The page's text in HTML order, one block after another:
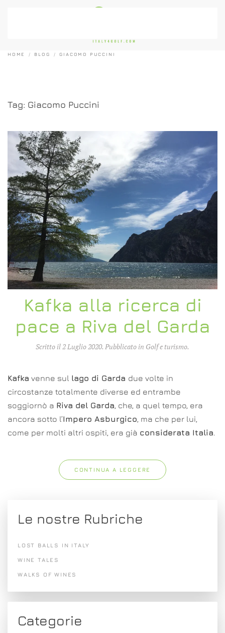
HOME BLOG GIACOMO PUCCINI
Tag: Giacomo Puccini
Kafka alla ricerca di
pace a Riva del Garda
Scritto il 2 Luglio 2020. Pubblicato in Golf e turismo.
Kafka venne sul lago di Garda due volte in
circostanze totalmente diverse ed entrambe
soggiornò a Riva del Garda , che, a quel tempo, era
ancora sotto l’Impero Asburgico , ma che per lui,
come per molti altri ospiti, era già considerata Italia
CONTINUA A LEGGERE
Le nostre Rubriche
LOST BALLS IN ITALY
WINE TALES
WALKS OF WINES
Categorie